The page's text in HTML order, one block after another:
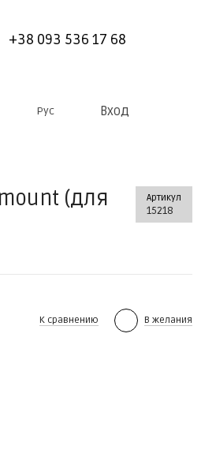
+38 093 536 17 68
Рус Вход
(для
Артикул
15218
К сравнению В желания